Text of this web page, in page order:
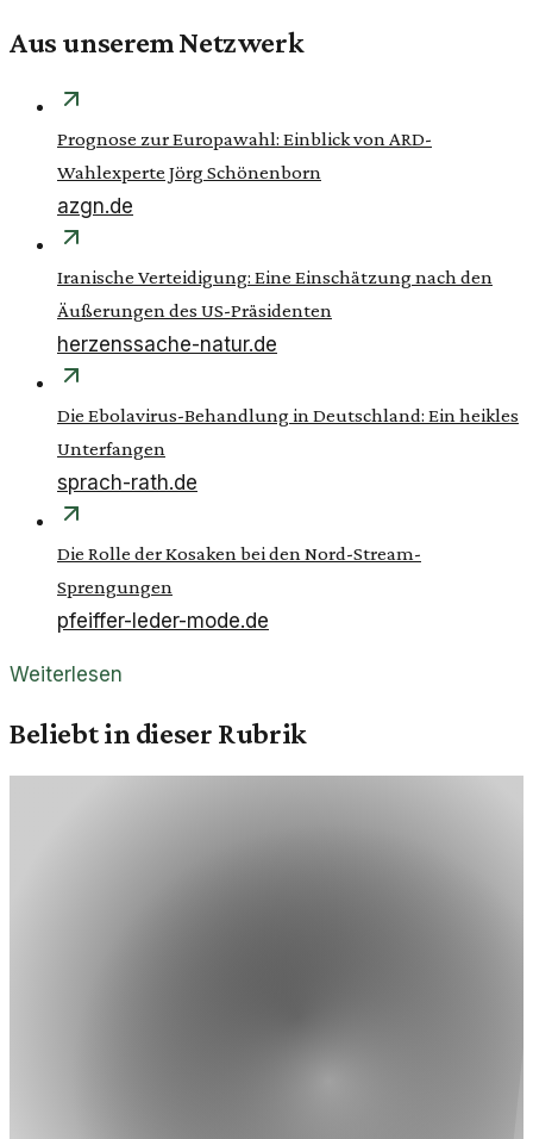
Aus unserem Netzwerk
Prognose zur Europawahl: Einblick von ARD-
Wahlexperte Jörg Schönenborn
azgn.de
Iranische Verteidigung: Eine Einschätzung nach den
Äußerungen des US-Präsidenten
herzenssache-natur.de
Die Ebolavirus-Behandlung in Deutschland: Ein heikles
Unterfangen
sprach-rath.de
Die Rolle der Kosaken bei den Nord-Stream-
Sprengungen
pfeiffer-leder-mode.de
Weiterlesen
Beliebt in dieser Rubrik